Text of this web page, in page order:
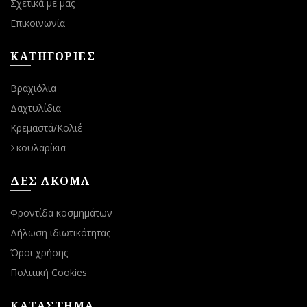
Σχετικά με μας
Επικοινωνία
ΚΑΤΗΓΟΡΙΕΣ
Βραχιόλια
Δαχτυλίδια
Κρεμαστά/Κολιέ
Σκουλαρίκια
ΔΕΣ ΑΚΟΜΑ
Φροντίδα κοσμημάτων
Δήλωση ιδιωτικότητας
Όροι χρήσης
Πολιτική Cookies